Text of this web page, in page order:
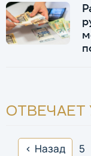
ОТВЕЧАЕТ
Назад 5